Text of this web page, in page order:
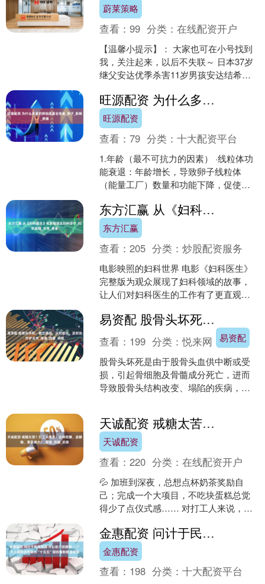
蔚莱策略
查看：99 分类：在线配资开户
【温馨小提示】： 大家也可在小号找到
我，关注起来，以后不失联～ 日本37岁
继父安达优季杀害11岁男孩安达结希一
踪的几天内，全....
旺源配资 为什么多囊的卵泡质量会变差_卵子_影响_卵巢
旺源配资
查看：79 分类：十大配资平台
1.年龄（最不可抗力的因素） ·线粒体功
能衰退：年龄增长，导致卵子线粒体
（能量工厂）数量和功能下降，促使能
核心原因。 ·染色体....
东方汇赢 从《妇科医生》电影看现实妇科诊疗_妇科医院_女性_患者
东方汇赢
查看：205 分类：炒股配资服务
电影映照的妇科世界 电影《妇科医生》
完整版为观众展现了妇科领域的故事，
让人们对妇科医生的工作有了更直观的
群体面临着多样的妇....
易资配 股骨头坏死：揪出诱因，识别症状，及时治疗护关节_患者_血管_病情
易资配
查看： 199 分类：悦来网
股骨头坏死是由于股骨头血供中断或受
损，引起骨细胞及骨髓成分死亡，进而
导致股骨头结构改变、塌陷的疾病，若
天诚配资 戒糖太苦？打工人救星：这样吃糖，血糖稳、罪恶感少！_甜食_肝脏_奶茶
天诚配资
查看：220 分类：在线配资开户
💦 加班到深夜，总想点杯奶茶奖励自
己；完成一个大项目，不吃块蛋糕总觉
得少了点仪式感…… 对打工人来说，糖
减肥，又只能忍痛....
金惠配资 问计于民谋发展 齐心协力绘新篇——广大人民群众积极为“十五五”规划编制建言献策
金惠配资
查看： 198 分类：十大配资平台